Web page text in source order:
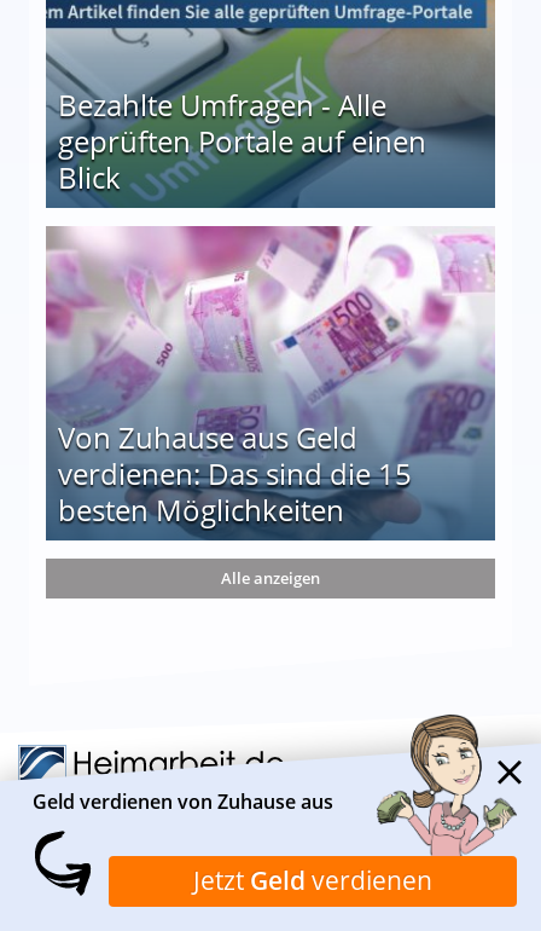
Bezahlte Umfragen - Alle
geprüften Portale auf einen
Blick
auf einen Blick
Von Zuhause aus Geld
verdienen: Das sind die 15
besten Möglichkeiten
die 15 besten Möglichkeiten
Alle anzeigen
ÜBER HEIMARBEIT.DE
Heimarbeit.de ist ein Informationsportal, das sich
Geld verdienen von Zuhause aus
Jetzt Geld verdienen